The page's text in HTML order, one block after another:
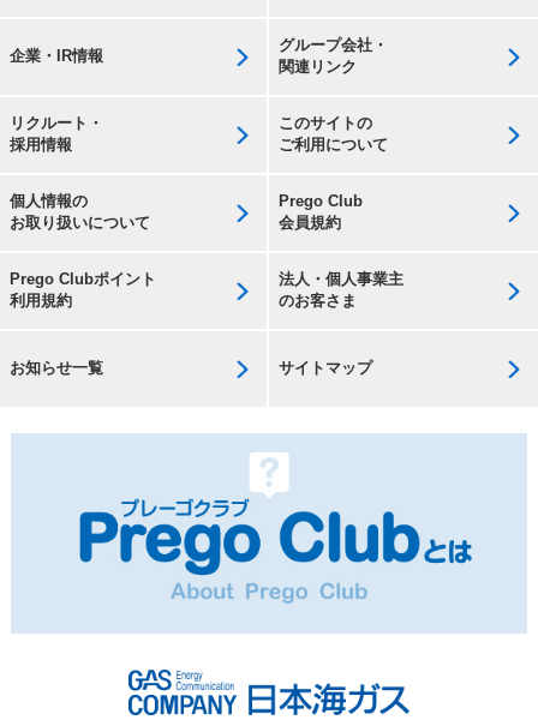
企業・IR情報
グループ会社・
関連リンク
リクルート・
採用情報
このサイトの
ご利用について
個人情報の
お取り扱いについて
Prego Club
会員規約
Prego Clubポイント
利用規約
法人・個人事業主
のお客さま
お知らせ一覧 サイトマップ